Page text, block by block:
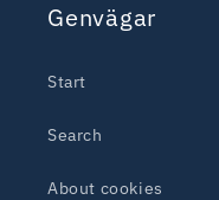
Genvägar
Start
Search
About cookies